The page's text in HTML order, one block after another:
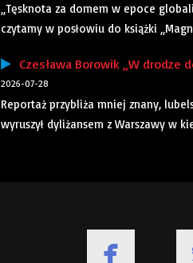
„Tęsknota za domem w epoce
czytamy w posłowiu do książki
Czesława Borowik „W drodze
2026-07-28
Reportaż przybliża mniej znany,
wyruszył dyliżansem z Warszawy w